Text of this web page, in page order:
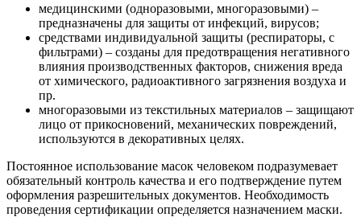
медицинскими (одноразовыми, многоразовыми) –
предназначены для защиты от инфекций, вирусов;
средствами индивидуальной защиты (респираторы, с
фильтрами) – созданы для предотвращения негативного
влияния производственных факторов, снижения вреда
от химического, радиоактивного загрязнения воздуха и
пр.
многоразовыми из текстильных материалов – защищают
лицо от прикосновений, механических повреждений,
используются в декоративных целях.
Постоянное использование масок человеком подразумевает
обязательный контроль качества и его подтверждение путем
оформления разрешительных документов. Необходимость
проведения сертификации определяется назначением маски.